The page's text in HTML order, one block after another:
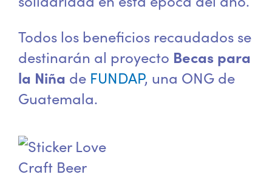
Todos los beneficios recaudados se
destinarán al proyecto Becas para
la Niña de FUNDAP, una ONG de
Guatemala.